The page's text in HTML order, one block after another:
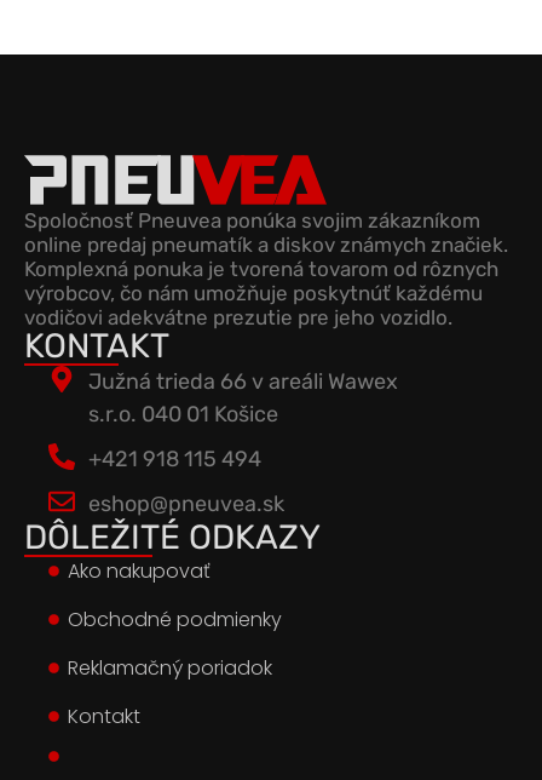
Spoločnosť Pneuvea ponúka svojim zákazníkom
online predaj pneumatík a diskov známych značiek.
Komplexná ponuka je tvorená tovarom od rôznych
výrobcov, čo nám umožňuje poskytnúť každému
vodičovi adekvátne prezutie pre jeho vozidlo.
KONTAKT
Južná trieda 66 v areáli Wawex
s.r.o. 040 01 Košice
+421 918 115 494
eshop@pneuvea.sk
DÔLEŽITÉ ODKAZY
Ako nakupovať
Obchodné podmienky
Reklamačný poriadok
Kontakt